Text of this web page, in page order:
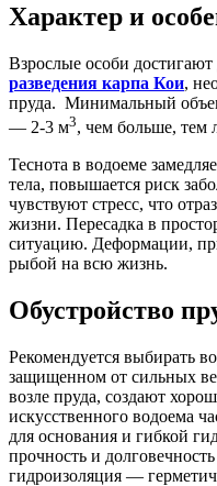
Характер и
Взрослые особи
разведения карпа Кои,
пруда. Минимальный
— 2-3 м3, чем больше, тем
Теснота в водоеме
тела, повышается риск
чувствуют стресс, что
жизни. Пересадка в
ситуацию. Деформации,
рыбой на всю жизнь.
Обустройство
Рекомендуется выбирать
защищенном от сильных
возле пруда, создают
искусственного водоема
для основания и гибкой
прочность и
гидроизоляция —